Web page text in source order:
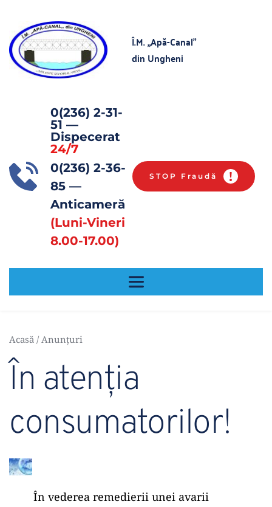
Î.M. „Apă-Canal”
din Ungheni
0(236) 2-31-
51 —
24/7
0(236) 2-36-
85 —
(Luni-Vineri
8.00-17.00)
STOP Fraudă
Acasă / Anunțuri
În atenția
consumatorilor!